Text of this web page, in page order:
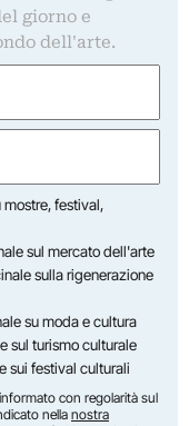
giorno e
dell'arte.
mostre, festival,
sul mercato dell'arte
sulla rigenerazione
su moda e cultura
sul turismo culturale
sui festival culturali
con regolarità sul
nella nostra